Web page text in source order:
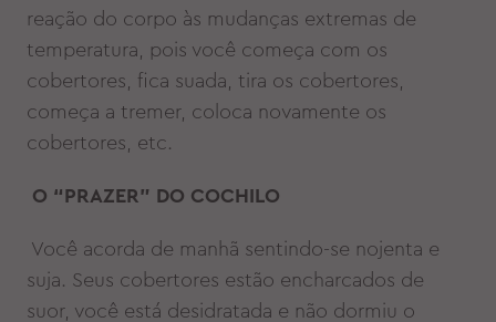
reação do corpo às mudanças extremas de
temperatura, pois você começa com os
cobertores, fica suada, tira os cobertores,
começa a tremer, coloca novamente os
cobertores, etc.
O “PRAZER” DO COCHILO
Você acorda de manhã sentindo-se nojenta e
suja. Seus cobertores estão encharcados de
suor, você está desidratada e não dormiu o